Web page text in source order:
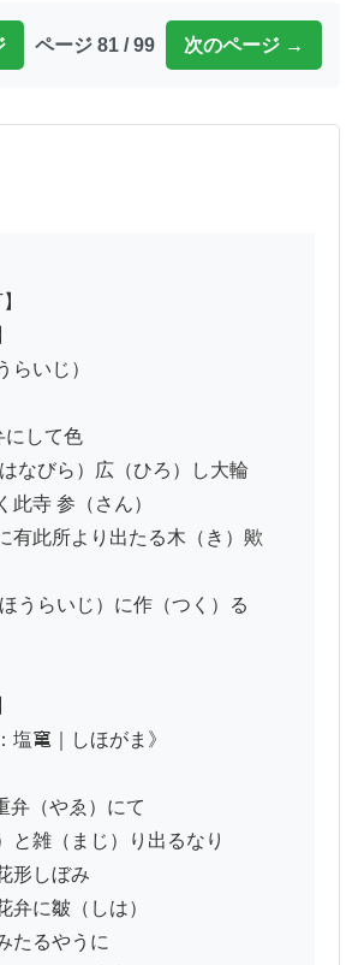
ページ 81 / 99 次のページ →
らいじ）
にして色
なびら）広（ひろ）し大輪
此寺 参（さん）
有此所より出たる木（き）歟
うらいじ）に作（つく）る
塩𥧄｜しほがま》
弁（やゑ）にて
と雑（まじ）り出るなり
形しぼみ
弁に皺（しは）
たるやうに